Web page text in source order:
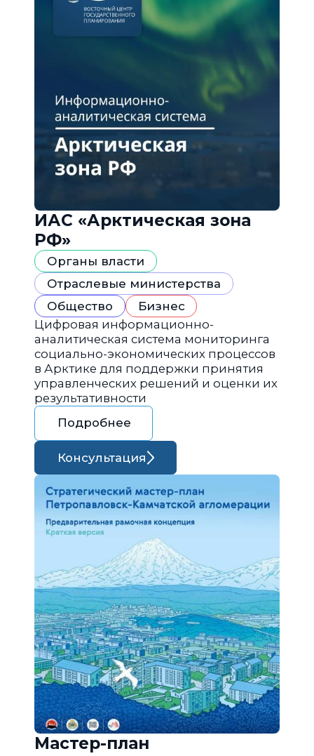
ИАС «Арктическая зона
РФ»
Органы власти
Отраслевые министерства
Общество
Бизнес
Цифровая информационно-
аналитическая система мониторинга
социально-экономических процессов
в Арктике для поддержки принятия
управленческих решений и оценки их
результативности
Подробнее
Консультация
Мастер-план